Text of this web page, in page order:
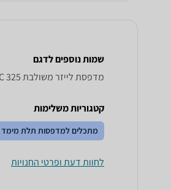
שמות נוספים לדגם
‏מדפסת לייזר ‏משולבת Xerox C 325 זירוקס, C325 זירוקס , זירוקס C325
קטגוריות משלימות
מתכלים למדפסות תלת מימד
לחוות דעת ופרטי החנויות